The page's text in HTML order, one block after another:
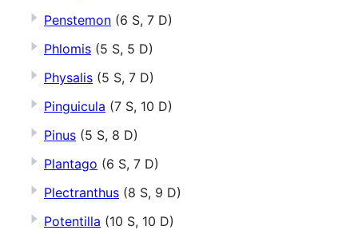
Penstemon (6 S, 7 D)
Phlomis (5 S, 5 D)
Physalis (5 S, 7 D)
Pinguicula (7 S, 10 D)
Pinus (5 S, 8 D)
Plantago (6 S, 7 D)
Plectranthus (8 S, 9 D)
Potentilla (10 S, 10 D)